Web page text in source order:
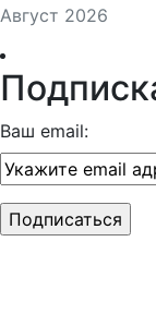
Август 2026
Ваш email: